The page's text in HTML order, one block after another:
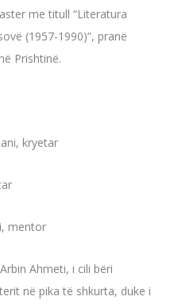
me titull “Literatura
(1957-1990)”, pranë
Prishtinë.
kryetar
mentor
Ahmeti, i cili bëri
në pika të shkurta, duke i